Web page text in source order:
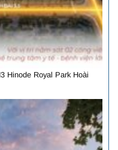
Hinode Royal Park Hoài